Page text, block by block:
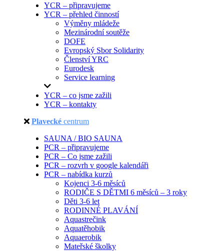
YCR – připravujeme
YCR – přehled činností
Výměny mládeže
Mezinárodní soutěže
DOFE
Evropský Sbor Solidarity
Členství YRC
Eurodesk
Service learning
YCR – co jsme zažili
YCR – kontakty
Plavecké centrum
SAUNA / BIO SAUNA
PCR – připravujeme
PCR – Co jsme zažili
PCR – rozvrh v google kalendáři
PCR – nabídka kurzů
Kojenci 3-6 měsíců
RODIČE S DĚTMI 6 měsíců – 3 roky
Děti 3-6 let
RODINNÉ PLAVÁNÍ
Aquastrečink
Aquatěhobik
Aquaerobik
Mateřské školky